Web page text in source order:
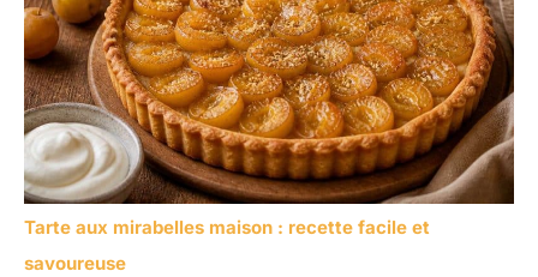
Tarte aux mirabelles maison : recette facile et
savoureuse